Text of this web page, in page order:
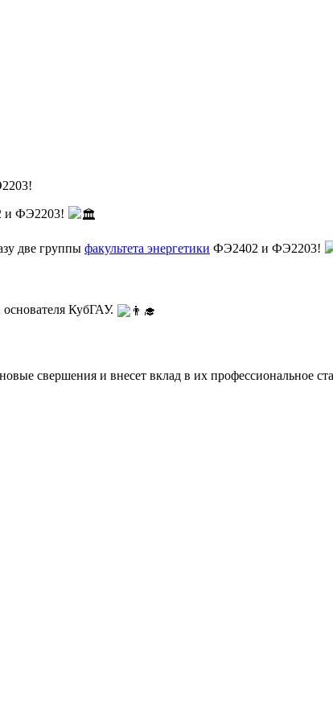
и ФЭ2203!
две группы факультета энергетики ФЭ2402 и ФЭ2203!
КубГАУ.
свершения и внесет вклад в их профессиональное